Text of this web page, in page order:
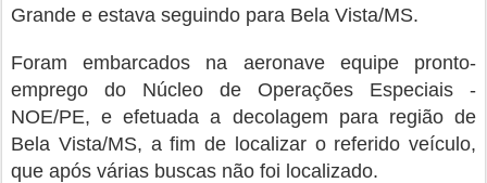
Grande e estava seguindo para Bela Vista/MS.
Foram embarcados na aeronave equipe pronto-
emprego do Núcleo de Operações Especiais -
NOE/PE, e efetuada a decolagem para região de
Bela Vista/MS, a fim de localizar o referido veículo,
que após várias buscas não foi localizado.